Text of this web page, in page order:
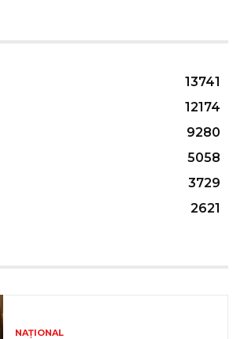
13741
12174
9280
5058
3729
2621
NAȚIONAL